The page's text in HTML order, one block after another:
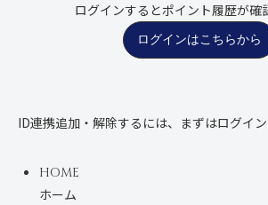
ログインするとポイント履歴が確
ログインはこちらから
ID連携追加・解除するには、まずはログイン
HOME
ホーム